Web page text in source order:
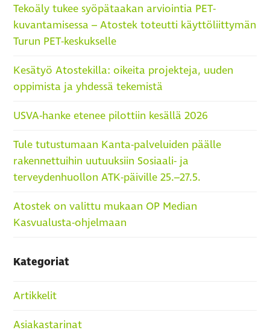
Tekoäly tukee syöpätaakan arviointia PET-
kuvantamisessa – Atostek toteutti käyttöliittymän
Turun PET-keskukselle
Kesätyö Atostekilla: oikeita projekteja, uuden
oppimista ja yhdessä tekemistä
USVA-hanke etenee pilottiin kesällä 2026
Tule tutustumaan Kanta-palveluiden päälle
rakennettuihin uutuuksiin Sosiaali- ja
terveydenhuollon ATK-päiville 25.–27.5.
Atostek on valittu mukaan OP Median
Kasvualusta-ohjelmaan
Kategoriat
Artikkelit
Asiakastarinat